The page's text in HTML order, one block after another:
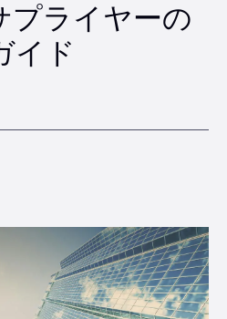
プライヤーの
イド